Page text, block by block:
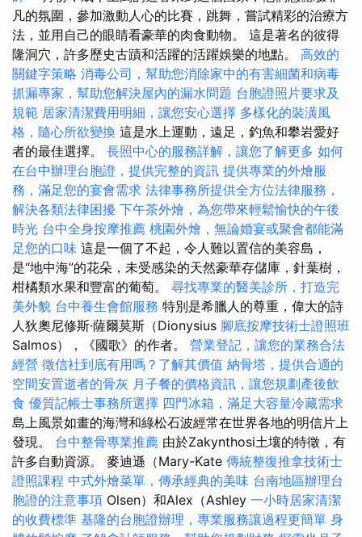
凡的氛圍，參加激動人心的比賽，跳舞，嘗試精彩的治療方
法，並用自己的眼睛看豪華的肉食動物。 這是著名的彼得
隆洞穴，許多歷史古蹟和活躍的活躍娛樂的地點。 高效的
關鍵字策略 消毒公司，幫助您消除家中的有害細菌和病毒
抓漏專家，幫助您解決屋內的漏水問題 台胞證照片要求及
規範 居家清潔費用明細，讓您安心選擇 多樣化的裝潢風
格，隨心所欲變換 這是水上運動，遠足，釣魚和攀岩愛好
者的最佳選擇。 長照中心的服務詳解，讓您了解更多 如何
在台中辦理台胞證，提供完整的資訊 提供專業的外燴服
務，滿足您的宴會需求 法律事務所提供全方位法律服務，
解決各類法律困擾 下午茶外燴，為您帶來輕鬆愉快的午後
時光 台中全身按摩推薦 桃園外燴，無論婚宴或聚會都能滿
足您的口味 這是一個了不起，令人難以置信的美容島，
是“地中海”的花朵，未受感染的天然豪華存儲庫，針葉樹，
柑橘類水果和豐富的葡萄。 尋找專業的醫美診所，打造完
美外貌 台中養生會館服務 特別是希臘人的尊重，偉大的詩
人狄奧尼修斯·薩爾莫斯（Dionysius 腳底按摩技術士證照班
Salmos），《國歌》的作者。 營業登記，讓您的業務合法
經營 徵信社到底有用嗎？了解其價值 納骨塔，提供合適的
空間安置逝者的骨灰 月子餐的價格資訊，讓您規劃產後飲
食 優質記帳士事務所選擇 四門冰箱，滿足大容量冷藏需求
島上風景如畫的海灣和綠松石波經常在世界各地的明信片上
發現。 台中整骨專業推薦 由於Zakynthosi土壤的特徵，有
許多自動資源。 麥迪遜（Mary-Kate 傳統整復推拿技術士
證照課程 中式外燴菜單，傳承經典的美味 台南地區辦理台
胞證的注意事項 Olsen）和Alex（Ashley 一小時居家清潔
的收費標準 基隆的台胞證辦理，專業服務讓過程更簡單 身